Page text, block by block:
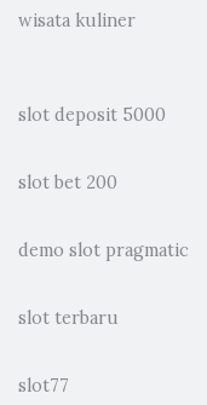
wisata kuliner
slot deposit 5000
slot bet 200
demo slot pragmatic
slot terbaru
slot77